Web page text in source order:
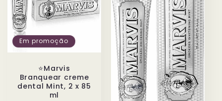
Em promoção
⭐️Marvis
Branquear creme
dental Mint, 2 x 85
ml